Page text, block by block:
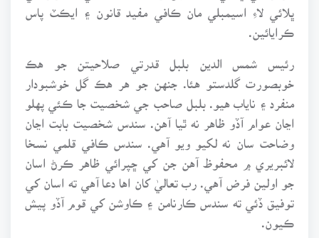
ڀلائي لاءِ اسيمبلي مان ڪافي مفيد قانون ۽ ايڪٽ پاس
ڪرايائين.
رئيس شمس الدين بلبل قدرتي صلاحيتن جو هڪ
خوبصورت گلدستو هئا. جنهن جو هر هڪ گل خوشبودار
منفرد ۽ ناياب هيو. بلبل صاحب جي شخصيت جا ڪئي پهلو
اڃان عوام آڏو ظاهر نه ٿيا آهن. سندس شخصيت بابت اڃان
وضاحت سان نه لکيو ويو آهي. سندس ڪافي قلمي نسخا
لائبريري ۾ محفوظ آهن جن کي ڇپرائي ظاهر ڪرڻ اسان
جو اولين فرض آهي. رب تعاليٰ کان اها دعا آهي ته اسان کي
توفيق ڏئي ته سندس ڪارنامن ۽ ڪاوشن کي قوم آڏو پيش